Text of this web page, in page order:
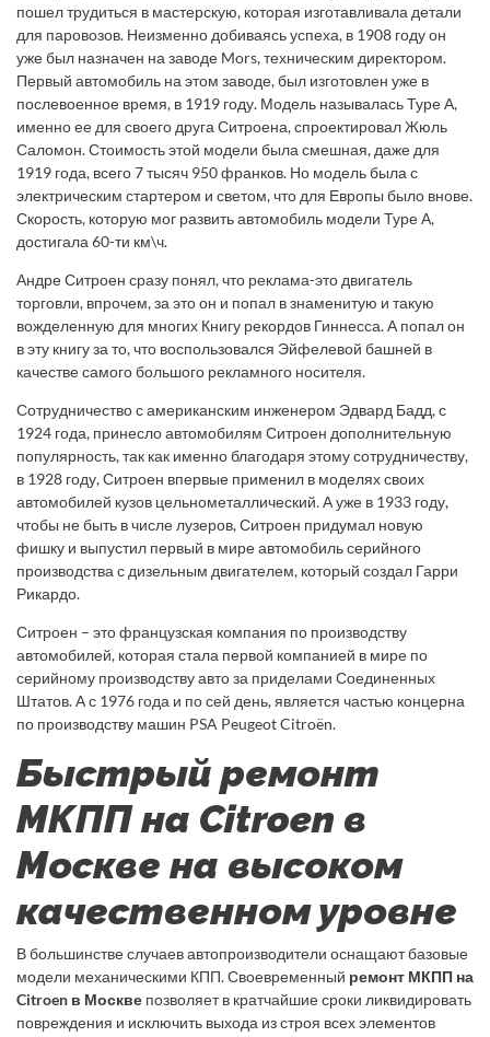
пошел трудиться в мастерскую, которая изготавливала детали
для паровозов. Неизменно добиваясь успеха, в 1908 году он
уже был назначен на заводе Mors, техническим директором.
Первый автомобиль на этом заводе, был изготовлен уже в
послевоенное время, в 1919 году. Модель называлась Туре А,
именно ее для своего друга Ситроена, спроектировал Жюль
Саломон. Стоимость этой модели была смешная, даже для
1919 года, всего 7 тысяч 950 франков. Но модель была с
электрическим стартером и светом, что для Европы было внове.
Скорость, которую мог развить автомобиль модели Туре А,
достигала 60-ти км\ч.
Андре Ситроен сразу понял, что реклама-это двигатель
торговли, впрочем, за это он и попал в знаменитую и такую
вожделенную для многих Книгу рекордов Гиннесса. А попал он
в эту книгу за то, что воспользовался Эйфелевой башней в
качестве самого большого рекламного носителя.
Сотрудничество с американским инженером Эдвард Бадд, с
1924 года, принесло автомобилям Ситроен дополнительную
популярность, так как именно благодаря этому сотрудничеству,
в 1928 году, Ситроен впервые применил в моделях своих
автомобилей кузов цельнометаллический. А уже в 1933 году,
чтобы не быть в числе лузеров, Ситроен придумал новую
фишку и выпустил первый в мире автомобиль серийного
производства с дизельным двигателем, который создал Гарри
Рикардо.
Ситроен – это французская компания по производству
автомобилей, которая стала первой компанией в мире по
серийному производству авто за приделами Соединенных
Штатов. А с 1976 года и по сей день, является частью концерна
по производству машин PSA Peugeot Citroën.
Быстрый ремонт
МКПП на Citroen в
Москве на высоком
качественном уровне
В большинстве случаев автопроизводители оснащают базовые
модели механическими КПП. Своевременный ремонт МКПП на
Citroen в Москве позволяет в кратчайшие сроки ликвидировать
повреждения и исключить выхода из строя всех элементов